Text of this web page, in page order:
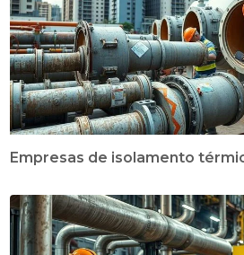
Empresas de isolamento